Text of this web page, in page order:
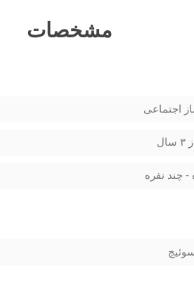
مشخصات
اجتماعی
- چند نفره
سوئیچ